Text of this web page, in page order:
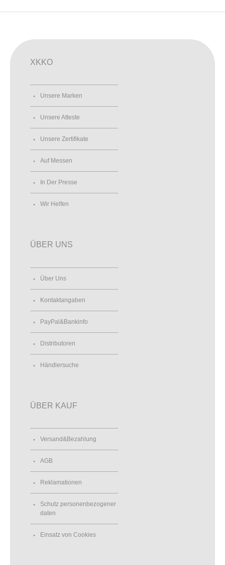
XKKO
Unsere Marken
Unsere Atteste
Unsere Zertifikate
Auf Messen
In Der Presse
Wir Helfen
ÜBER UNS
Über Uns
Kontaktangaben
PayPal&Bankinfo
Distributoren
Händlersuche
ÜBER KAUF
Versand&Bezahlung
AGB
Reklamationen
Schutz personenbezogener
daten
Einsatz von Cookies